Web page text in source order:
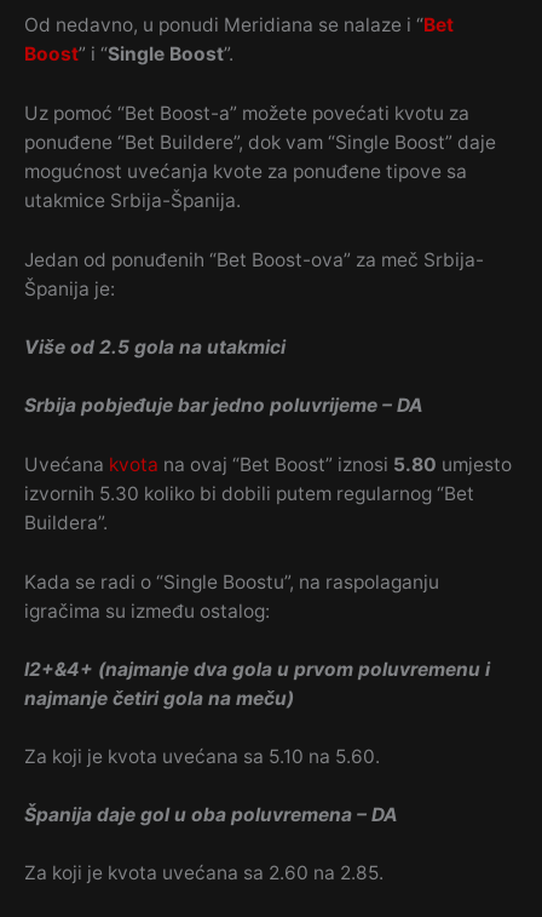
Od nedavno, u ponudi Meridiana se nalaze i “Bet
Boost” i “Single Boost”.
Uz pomoć “Bet Boost-a” možete povećati kvotu za
ponuđene “Bet Buildere”, dok vam “Single Boost” daje
mogućnost uvećanja kvote za ponuđene tipove sa
utakmice Srbija-Španija.
Jedan od ponuđenih “Bet Boost-ova” za meč Srbija-
Španija je:
Više od 2.5 gola na utakmici
Srbija pobjeđuje bar jedno poluvrijeme – DA
Uvećana kvota na ovaj “Bet Boost” iznosi 5.80 umjesto
izvornih 5.30 koliko bi dobili putem regularnog “Bet
Buildera”.
Kada se radi o “Single Boostu”, na raspolaganju
igračima su između ostalog:
I2+&4+ (najmanje dva gola u prvom poluvremenu i
najmanje četiri gola na meču)
Za koji je kvota uvećana sa 5.10 na 5.60.
Španija daje gol u oba poluvremena – DA
Za koji je kvota uvećana sa 2.60 na 2.85.